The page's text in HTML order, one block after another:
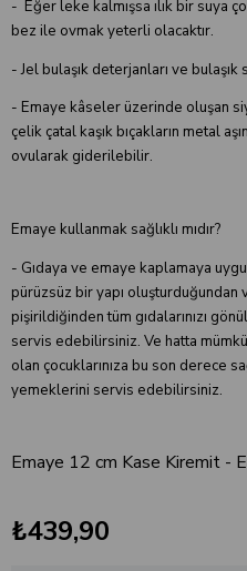
- Eğer leke kalmışsa ılık bir suya
bez ile ovmak yeterli olacaktır.
- Jel bulaşık deterjanları ve bulaşık
- Emaye kâseler üzerinde oluşan
çelik çatal kaşık bıçakların metal
ovularak giderilebilir.
Emaye kullanmak sağlıklı mıdır?
- Gıdaya ve emaye kaplamaya
pürüzsüz bir yapı oluşturduğundan
pişirildiğinden tüm gıdalarınızı
servis edebilirsiniz. Ve hatta
olan çocuklarınıza bu son derece
yemeklerini servis edebilirsiniz.
Emaye 12 cm Kase Kiremit -
₺439,90